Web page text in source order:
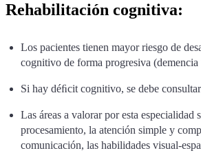
Rehabilitación cognitiva:
Los pacientes tienen mayor riesgo de
cognitivo de forma progresiva (demencia
Si hay déﬁcit cognitivo, se debe
Las áreas a valorar por esta especialidad
procesamiento, la atención simple y
comunicación, las habilidades visual-